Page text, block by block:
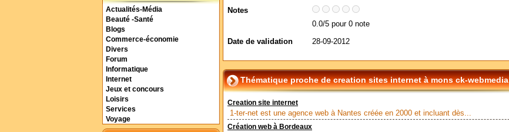
Actualités-Média
Beauté -Santé
Blogs
Commerce-économie
Divers
Forum
Informatique
Internet
Jeux et concours
Loisirs
Services
Voyage
Notes
0.0/5 pour 0 note
Date de validation
28-09-2012
Thématique proche de creation sites internet à mons ck-webmedia
Creation site internet
1-ter-net est une agence web à Nantes créée en 2000 et incluant dès...
Création web à Bordeaux